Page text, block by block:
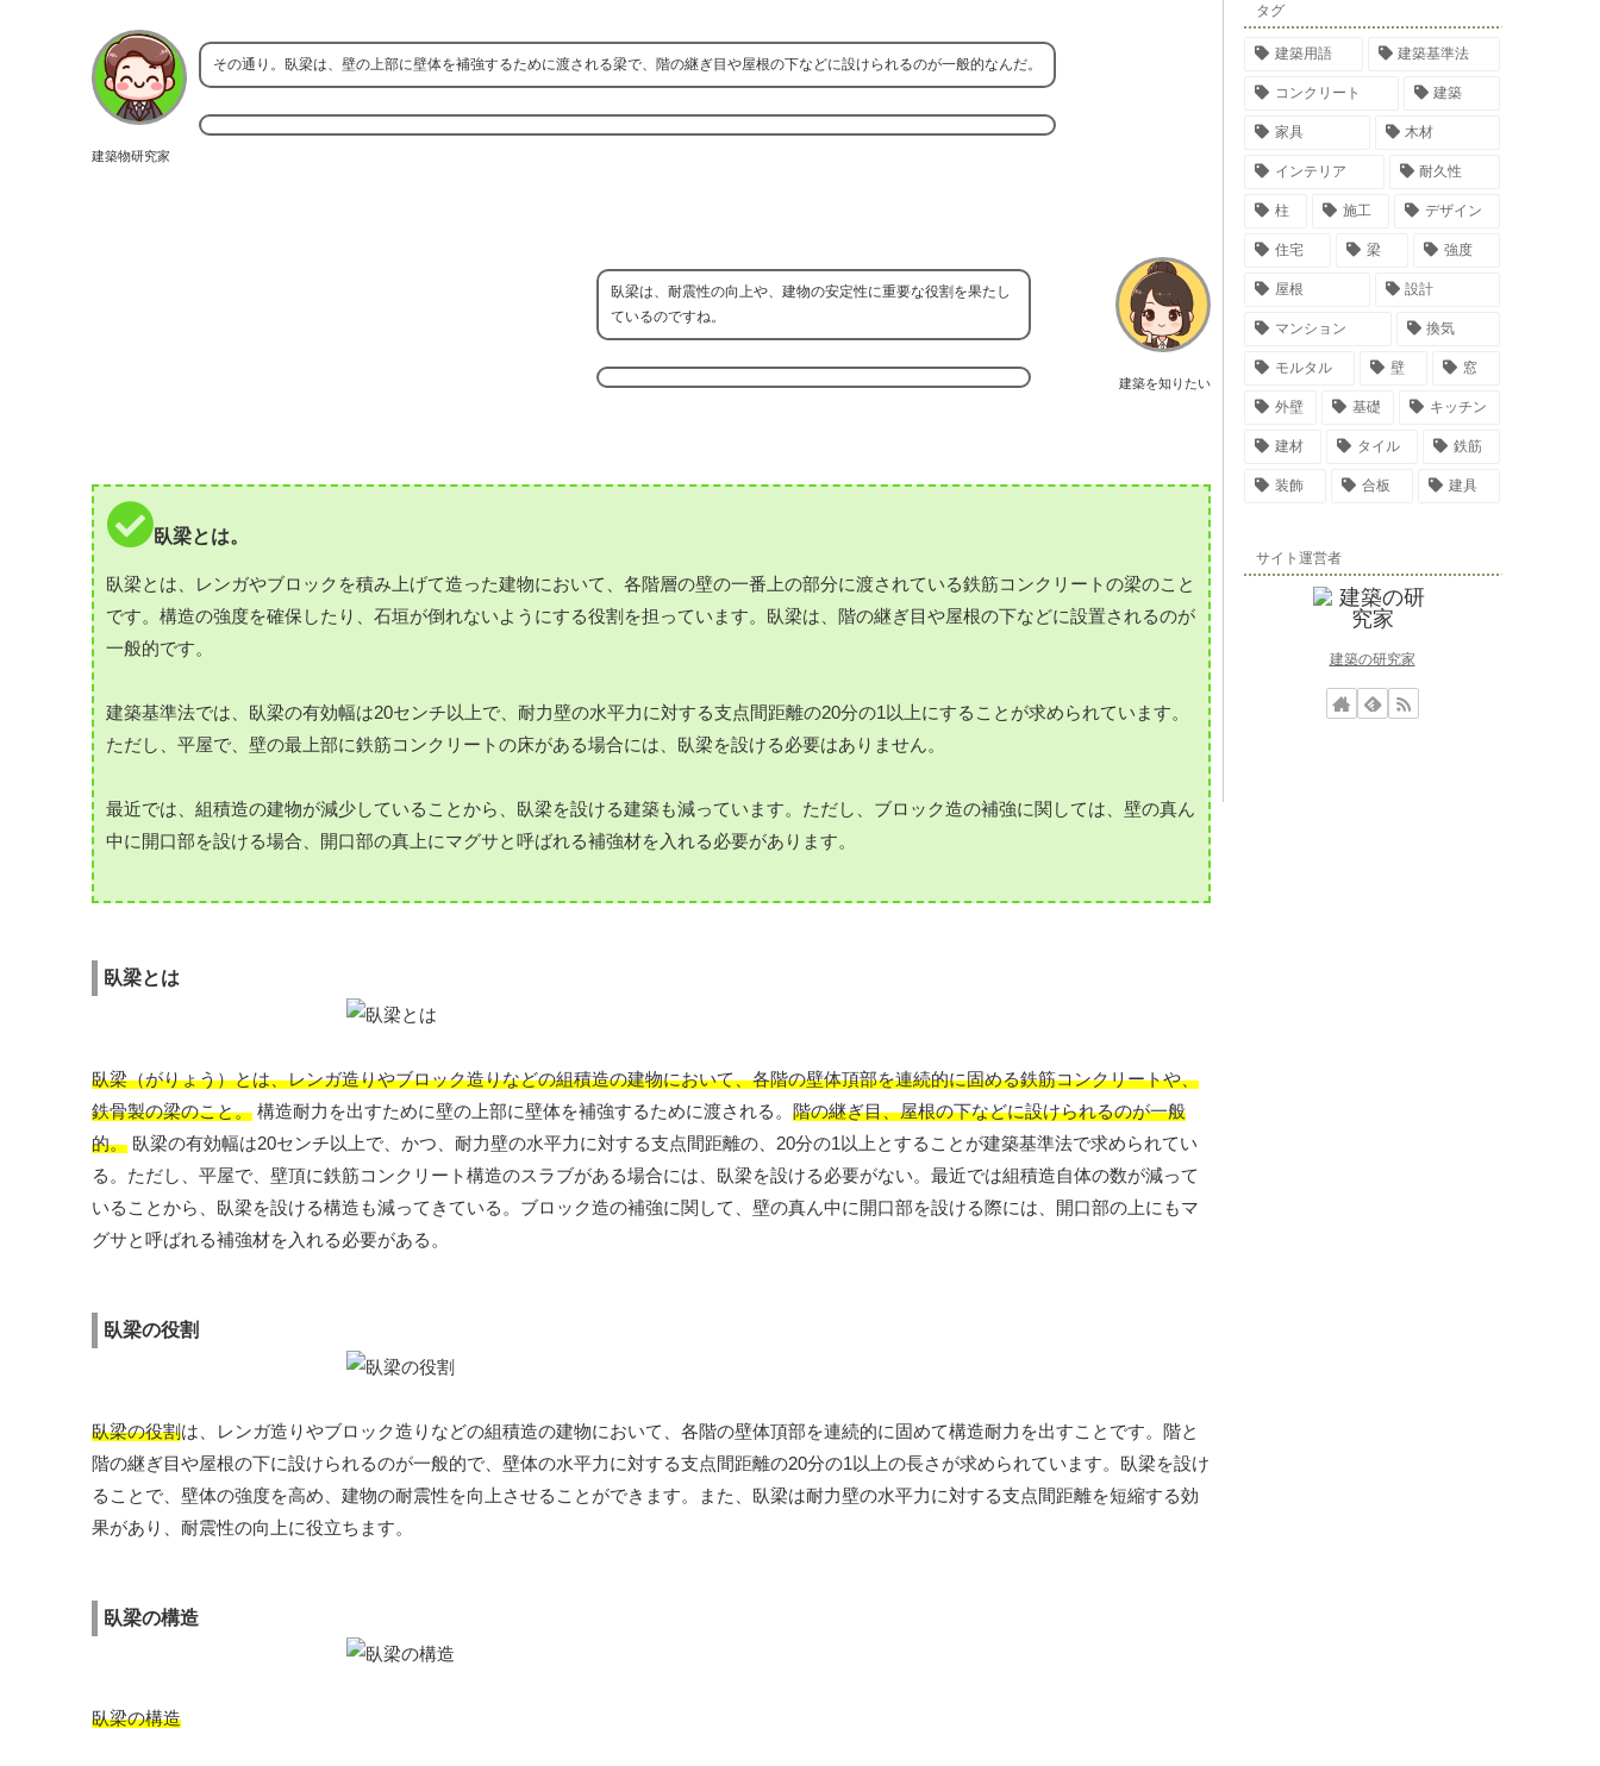
建築物研究家
その通り。臥梁は、壁の上部に壁体を補強するために渡される梁で、階の継ぎ目や屋根の下などに設けられるのが一般的なんだ。
建築を知りたい
臥梁は、耐震性の向上や、建物の安定性に重要な役割を果たし
ているのですね。
臥梁とは。
臥梁とは、レンガやブロックを積み上げて造った建物において、各階層の壁の一番上の部分に渡されている鉄筋コンクリートの梁のこと
です。構造の強度を確保したり、石垣が倒れないようにする役割を担っています。臥梁は、階の継ぎ目や屋根の下などに設置されるのが
一般的です。
建築基準法では、臥梁の有効幅は20センチ以上で、耐力壁の水平力に対する支点間距離の20分の1以上にすることが求められています。
ただし、平屋で、壁の最上部に鉄筋コンクリートの床がある場合には、臥梁を設ける必要はありません。
最近では、組積造の建物が減少していることから、臥梁を設ける建築も減っています。ただし、ブロック造の補強に関しては、壁の真ん
中に開口部を設ける場合、開口部の真上にマグサと呼ばれる補強材を入れる必要があります。
臥梁とは
臥梁（がりょう）とは、レンガ造りやブロック造りなどの組積造の建物において、各階の壁体頂部を連続的に固める鉄筋コンクリートや、
鉄骨製の梁のこと。 構造耐力を出すために壁の上部に壁体を補強するために渡される。 階の継ぎ目、屋根の下などに設けられるのが一般
的。 臥梁の有効幅は20センチ以上で、かつ、耐力壁の水平力に対する支点間距離の、20分の1以上とすることが建築基準法で求められてい
る。ただし、平屋で、壁頂に鉄筋コンクリート構造のスラブがある場合には、臥梁を設ける必要がない。最近では組積造自体の数が減って
いることから、臥梁を設ける構造も減ってきている。ブロック造の補強に関して、壁の真ん中に開口部を設ける際には、開口部の上にもマ
グサと呼ばれる補強材を入れる必要がある。
臥梁の役割
臥梁の役割は、レンガ造りやブロック造りなどの組積造の建物において、各階の壁体頂部を連続的に固めて構造耐力を出すことです。階と
階の継ぎ目や屋根の下に設けられるのが一般的で、壁体の水平力に対する支点間距離の20分の1以上の長さが求められています。臥梁を設け
ることで、壁体の強度を高め、建物の耐震性を向上させることができます。また、臥梁は耐力壁の水平力に対する支点間距離を短縮する効
果があり、耐震性の向上に役立ちます。
臥梁の構造
臥梁の構造
タグ
建築用語 建築基準法
コンクリート 建築
家具 木材
インテリア 耐久性
柱 施工 デザイン
住宅 梁 強度
屋根 設計
マンション 換気
モルタル 壁 窓
外壁 基礎 キッチン
建材 タイル 鉄筋
装飾 合板 建具
サイト運営者
建築の研究家